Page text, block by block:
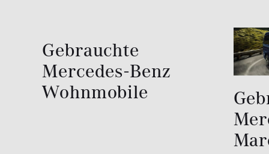
Gebrauchte
Mercedes-Benz
Wohnmobile